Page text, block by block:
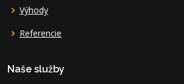
Výhody
Referencie
Naše služby